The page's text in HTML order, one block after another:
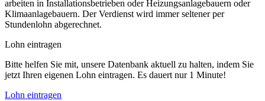
arbeiten in Installationsbetrieben oder Heizungsanlagebauern oder
Klimaanlagebauern. Der Verdienst wird immer seltener per
Stundenlohn abgerechnet.
Lohn eintragen
Bitte helfen Sie mit, unsere Datenbank aktuell zu halten, indem Sie
jetzt Ihren eigenen Lohn eintragen. Es dauert nur 1 Minute!
Lohn eintragen